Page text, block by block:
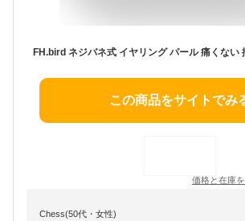
この商品をサイトでみ
価格と在庫を
Chess(50代・女性)